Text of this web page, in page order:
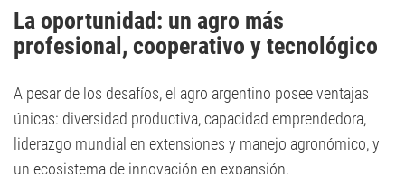
La oportunidad: un agro más
profesional, cooperativo y tecnológico
A pesar de los desafíos, el agro argentino posee ventajas
únicas: diversidad productiva, capacidad emprendedora,
liderazgo mundial en extensiones y manejo agronómico, y
un ecosistema de innovación en expansión.